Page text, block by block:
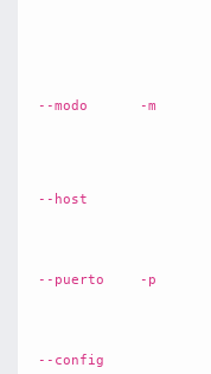
--modo -m
--host
--puerto -p
--config